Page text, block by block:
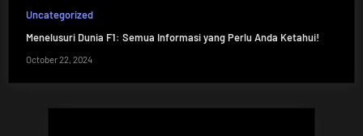
Uncategorized
Menelusuri Dunia F1: Semua Informasi yang Perlu Anda Ketahui!
October 22, 2024